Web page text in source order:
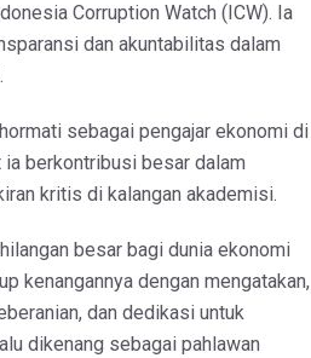
Corruption Watch (ICW). Ia
dan akuntabilitas dalam
sebagai pengajar ekonomi di
berkontribusi besar dalam
kritis di kalangan akademisi.
besar bagi dunia ekonomi
kenangannya dengan mengatakan,
dan dedikasi untuk
dikenang sebagai pahlawan